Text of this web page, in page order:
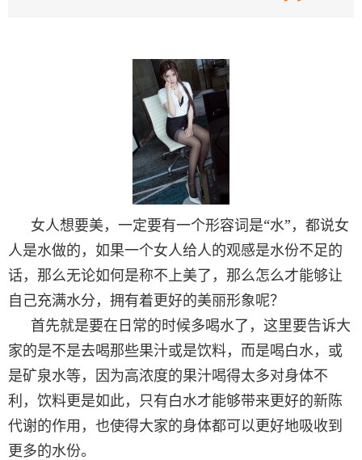
女人想要美，一定要有一个形容词是“水” ，都说女
人是水做的，如果一个女人给人的观感是水份不足的
话，那么无论如何是称不上美了，那么怎么才能够让
自己充满水分，拥有着更好的美丽形象呢？
首先就是要在日常的时候多喝水了，这里要告诉大
家的是不是去喝那些果汁或是饮料，而是喝白水，或
是矿泉水等，因为高浓度的果汁喝得太多对身体不
利，饮料更是如此，只有白水才能够带来更好的新陈
代谢的作用，也使得大家的身体都可以更好地吸收到
更多的水份。